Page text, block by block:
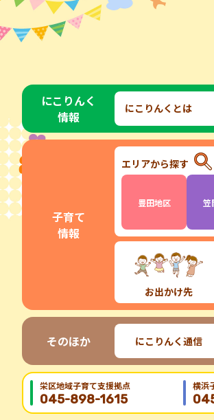
にこりんく
情報
にこりんくとは
子育て
情報
エリアから探す
豊田地区 笠
お出かけ先
そのほか にこりんく通信
栄区地域⼦育て⽀援拠点
045-898-1615
横浜